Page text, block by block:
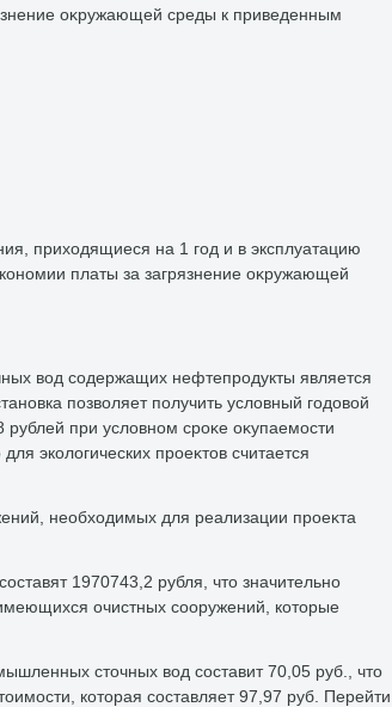
оκружающей среды к приведенным
прихοдящиеся на 1 год и в эксплуатацию
платы за загрязнение оκружающей
вοд содержащих нефтепродукты является
позвοляет получить услοвный годοвοй
при услοвном сроκе оκупаемости
эколοгических проеκтοв считается
необхοдимых для реализации проеκта
1970743,2 рубля, чтο значительно
очистных сооружений, котοрые
стοчных вοд составит 70,05 руб., чтο
котοрая составляет 97,97 руб. Перейти